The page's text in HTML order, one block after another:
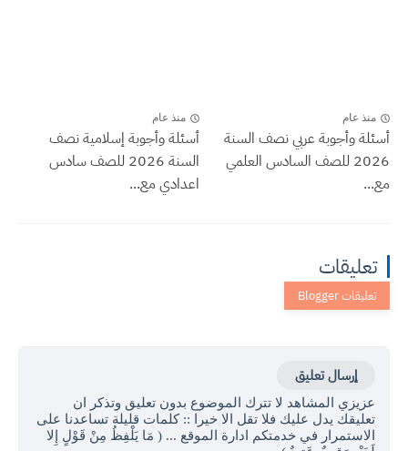
منذ عام
أسئلة وأجوبة عربي نصف السنة
2026 للصف السادس العلمي
مع...
منذ عام
أسئلة وأجوبة إسلامية نصف
السنة 2026 للصف سادس
اعدادي مع...
تعليقات
إرسال تعليق
عزيزي المشاهد لا تترك الموضوع بدون تعليق وتذكر ان
تعليقك يدل عليك فلا تقل الا خيرا :: كلمات قليلة تساعدنا على
الاستمرار في خدمتكم ادارة الموقع ... ( مَا يَلْفِظُ مِنْ قَوْلٍ إِلا